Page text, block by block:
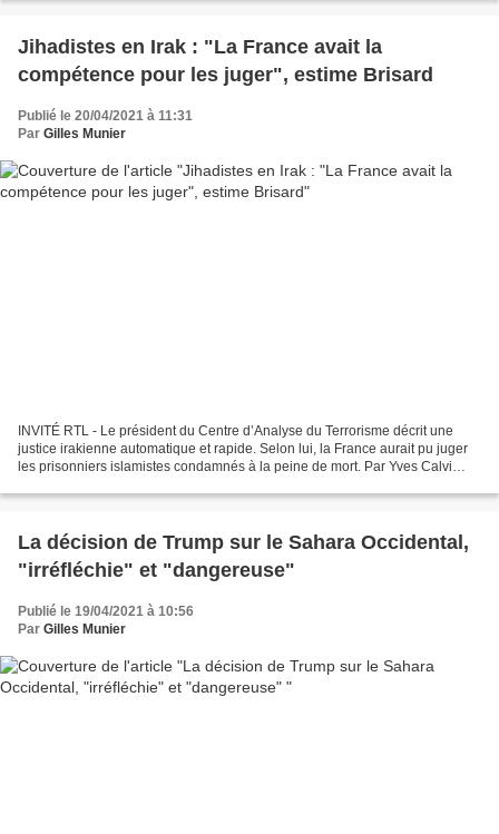
Jihadistes en Irak : "La France avait la
compétence pour les juger", estime Brisard
Publié le 20/04/2021 à 11:31
Par Gilles Munier
INVITÉ RTL - Le président du Centre d’Analyse du Terrorisme décrit une
justice irakienne automatique et rapide. Selon lui, la France aurait pu juger
les prisonniers islamistes condamnés à la peine de mort. Par Yves Calvi
La décision de Trump sur le Sahara Occidental,
"irréfléchie" et "dangereuse"
Publié le 19/04/2021 à 10:56
Par Gilles Munier